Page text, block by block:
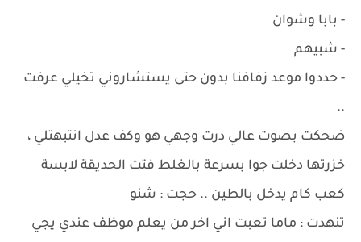
- بابا وشوان
- شبيهم
- حددوا موعد زفافنا بدون حتى يستشاروني تخيلي عرفت
..
ضحكت بصوت عالي درت وجهي هو وكف عدل انتبهتلي ،
خزرتها دخلت جوا بسرعة بالغلط فتت الحديقة لابسة
كعب كام يدخل بالطين .. حجت : شنو
تنهدت : ماما تعبت اني اخر من يعلم موظف عندي يجي